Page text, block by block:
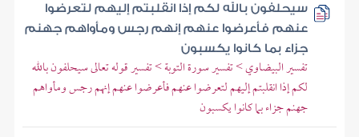
سيحلفون بالله لكم إذا انقلبتم إليهم لتعرضوا
عنهم فأعرضوا عنهم إنهم رجس ومأواهم جهنم
جزاء بما كانوا يكسبون
تفسير البيضاوي > تفسير سورة التوبة > تفسير قوله تعالى سيحلفون بالله
لكم إذا انقلبتم إليهم لتعرضوا عنهم فأعرضوا عنهم إنهم رجس ومأواهم
جهنم جزاء بما كانوا يكسبون